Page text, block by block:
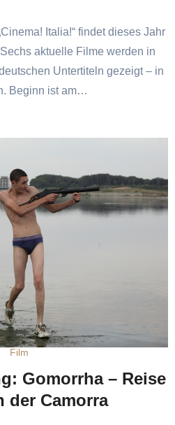
Italia!“ findet dieses Jahr
aktuelle Filme werden in
Untertiteln gezeigt – in
Beginn ist am…
Film
Gomorrha – Reise
der Camorra